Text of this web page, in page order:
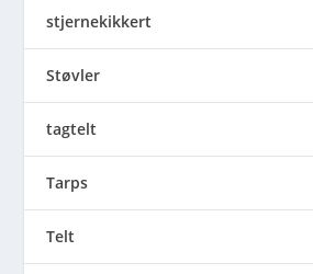
stjernekikkert
Støvler
tagtelt
Tarps
Telt